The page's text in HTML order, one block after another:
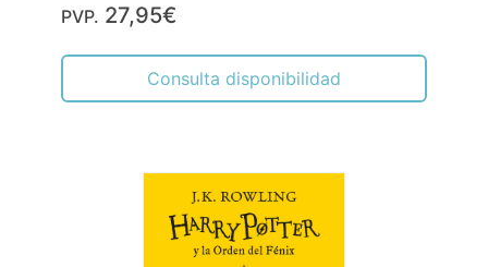
PVP. 27,95€
Consulta disponibilidad